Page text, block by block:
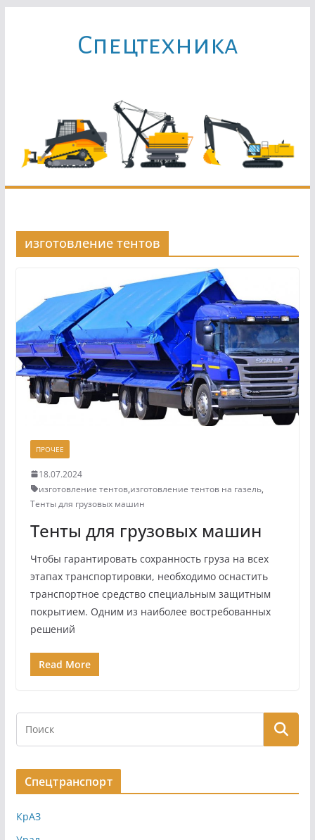
содержимомуCпецтехника
изготовление тентов
ПРОЧЕЕ
18.07.2024
изготовление тентов,изготовление тентов на газель,
Тенты для грузовых машин
Тенты для грузовых машин
Чтобы гарантировать сохранность груза на всех
этапах транспортировки, необходимо оснастить
транспортное средство специальным защитным
покрытием. Одним из наиболее востребованных
решений
Read More
Спецтранспорт
КрАЗ